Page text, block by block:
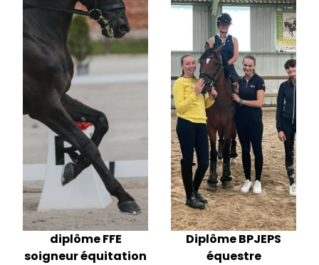
diplôme FFE
soigneur équitation
Diplôme BPJEPS
équestre